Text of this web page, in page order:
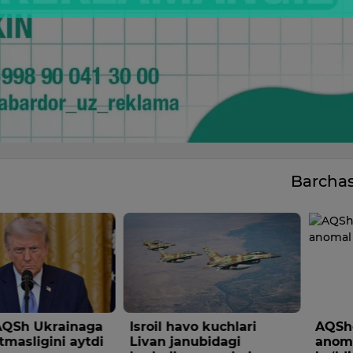
Ukrainaga
aytdi
Isroil havo kuchlari
Livan janubidagi